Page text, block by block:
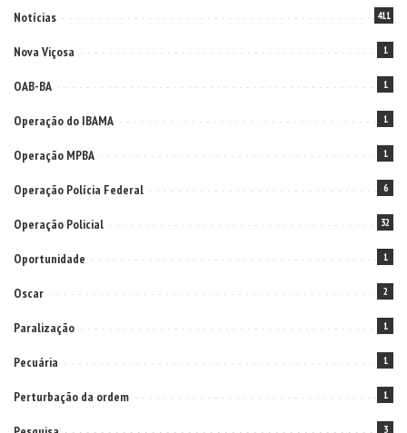
Notícias 411
Nova Viçosa 1
OAB-BA 1
Operação do IBAMA 1
Operação MPBA 1
Operação Polícia Federal 6
Operação Policial 32
Oportunidade 1
Oscar 2
Paralização 1
Pecuária 1
Perturbação da ordem 1
3